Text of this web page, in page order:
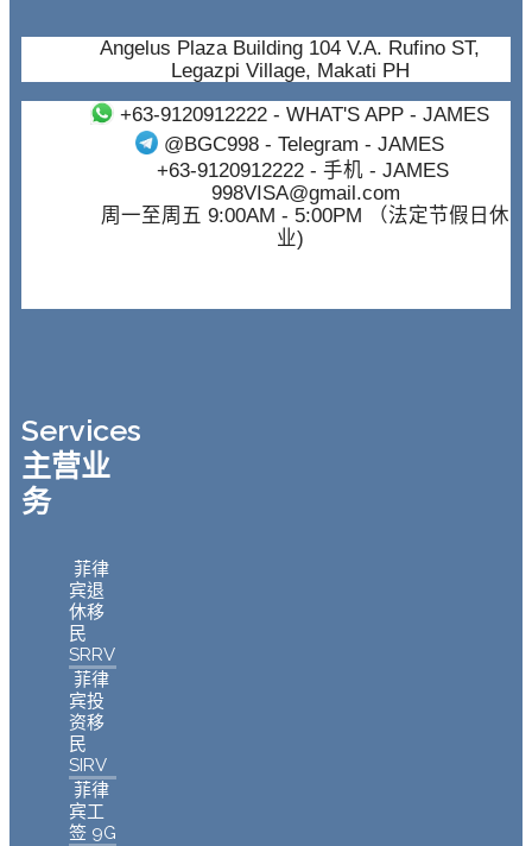
Angelus Plaza Building 104 V.A. Rufino ST,
Legazpi Village, Makati PH
+63-9120912222- WHAT'S APP - JAMES
@BGC998 - Telegram - JAMES
+63-9120912222- 手机 - JAMES
998VISA@gmail.com
周一至周五 9:00AM - 5:00PM （法定节假日休
业)
Services
主营业
务
菲律
宾退
休移
民
SRRV
菲律
宾投
资移
民
SIRV
菲律
宾工
签 9G